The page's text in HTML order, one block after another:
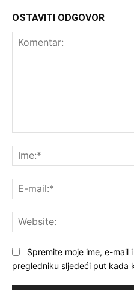
OSTAVITI ODGOVOR
Spremite moje ime, e-mail
pregledniku sljedeći put kada